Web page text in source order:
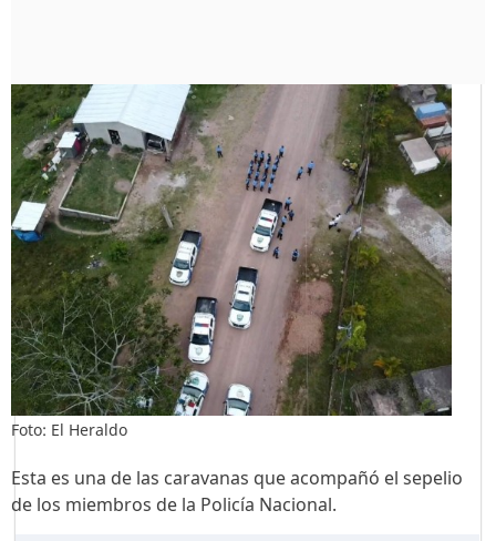
Foto: El Heraldo
Esta es una de las caravanas que acompañó el sepelio
de los miembros de la Policía Nacional.